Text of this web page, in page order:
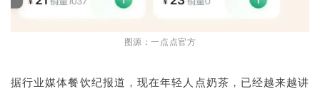
图源：一点点官方
据行业媒体餐饮纪报道，现在年轻人点奶茶，已经越来越讲